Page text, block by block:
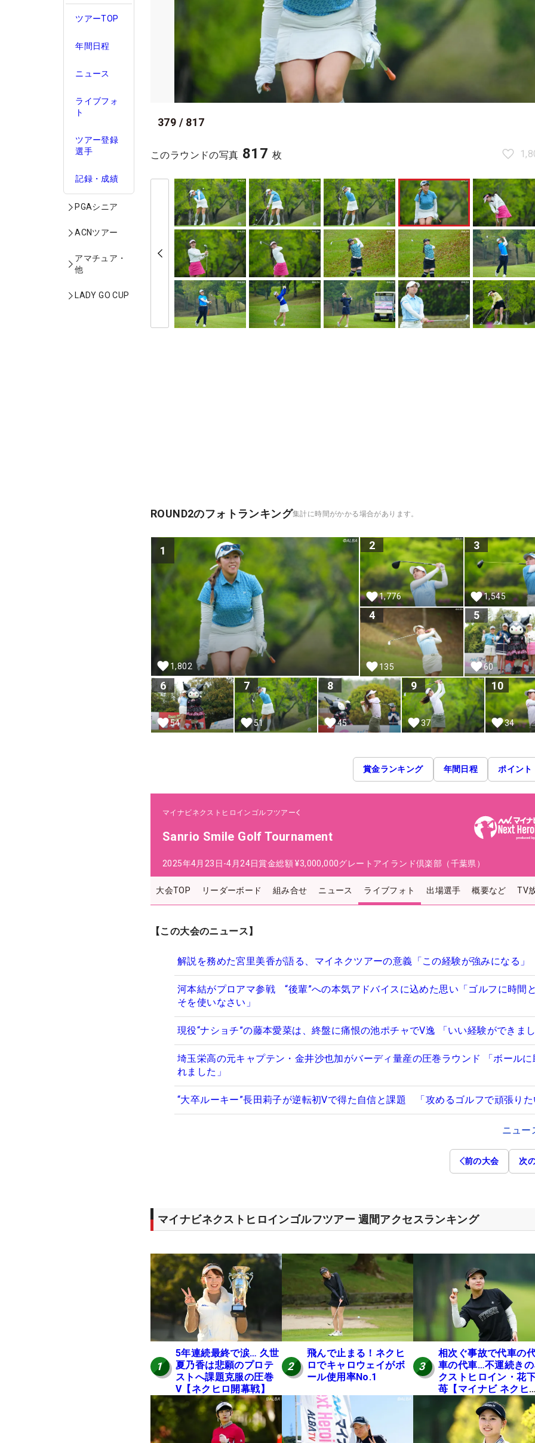
ツアーTOP
年間日程
ニュース
ライブフォ
ト
ツアー登録
選手
記録・成績
PGAシニア
ACNツアー
アマチュア・
他
LADY GO CUP
379 / 817
このラウンドの写真 817 枚
ROUND2のフォトランキング集計に時間がかかる場合があります。
1
1,802
2
1,776
3
1,545
4
135
5
60
6
54
7
51
8
45
9
37
10
34
賞金ランキング 年間日程 ポイント
マイナビネクストヒロインゴルフツアー
Sanrio Smile Golf Tournament
2025年4月23日-4月24日賞金総額 ¥3,000,000グレートアイランド倶楽部（千葉県）
大会TOP リーダーボード 組み合せ ニュース ライブフォト 出場選手 概要など TV
【この大会のニュース】
解説を務めた宮里美香が語る、マイネクツアーの意義「この経験が強みになる」
河本結がプロアマ参戦 “後輩”への本気アドバイスに込めた思い「ゴルフに時間
そを使いなさい」
現役“ナショチ”の藤本愛菜は、終盤に痛恨の池ポチャでV逸 「いい経験ができま
埼玉栄高の元キャプテン・金井沙也加がバーディ量産の圧巻ラウンド 「ボールに
れました」
“大卒ルーキー”長田莉子が逆転初Vで得た自信と課題 「攻めるゴルフで頑張り
ニュー
前の大会 次
マイナビネクストヒロインゴルフツアー 週間アクセスランキング
1
5年連続最終で涙… 久世
夏乃香は悲願のプロテ
ストへ課題克服の圧巻
V【ネクヒロ開幕戦】
2
飛んで止まる！ネクヒ
ロでキャロウェイがボ
ール使用率No.1
3
相次ぐ事故で代車の
車の代車…不運続き
クストヒロイン・花
苺【マイナビ ネクヒ
第6戦】